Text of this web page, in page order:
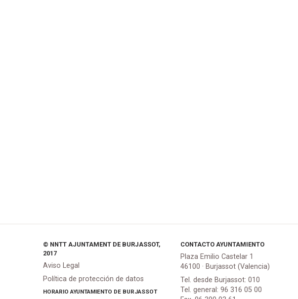
© NNTT AJUNTAMENT DE BURJASSOT,
2017
Aviso Legal
Política de protección de datos
HORARIO AYUNTAMIENTO DE BURJASSOT
CONTACTO AYUNTAMIENTO
Plaza Emilio Castelar 1
46100 · Burjassot (Valencia)
Tel. desde Burjassot: 010
Tel. general: 96 316 05 00